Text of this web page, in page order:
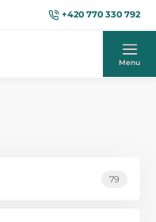
+420 770 330 792
Menu
79